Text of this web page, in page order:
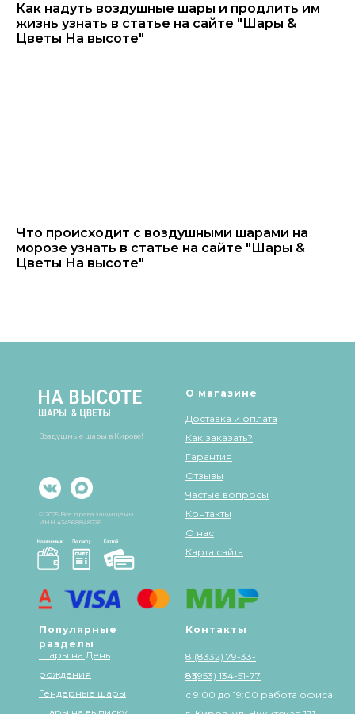
Как надуть воздушные шары и продлить им
жизнь узнать в статье на сайте "Шары &
Цветы На высоте"
Что происходит с воздушными шарами на
морозе узнать в статье на сайте "Шары &
Цветы На высоте"
О магазине
Доставка и оплата
Популярные
разделы
Шары на День
рождения
Контакты
© 2025 Все права защищены
Как заказать?
Гарантия
Отзывы
Частые вопросы
Контакты
О нас
Гендерные шары
8 (8332) 79-33-
83
8 (953) 134-51-77
с 9:00 до 19:00 работа офиса
ИНН 434568848226
Карта сайта
Воздушные шары в Кирове!